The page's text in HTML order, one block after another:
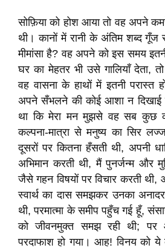
सोफ़िया को होश आया तो वह अपने
थी। कानों में रानी के अंतिम शब्द गूँज
मीमांसा है? वह अपने को इस समय
घर का मेहतर भी उसे गालियाँ देता,
वह वासना के हाथों में इतनी
अपने सँभलने की कोई आशा न दिखाई
था कि मेरा मन मुझसे वह सब कुछ
कल्पना-मात्रा से मनुष्य का सिर
दूसरों पर कितना हँसती थी, अपनी
अभिमान करती थी, मैं पुनर्जन्म और
जैसे गहन विषयों पर विचार करती थी,
स्वार्थ का दास समझकर उनका
थी, परमात्मा के समीप पहुँच गई हूँ,
को जीवनमुक्त समझ रही थी; पर
परदाफाश हो गया। आह! विनय को ये